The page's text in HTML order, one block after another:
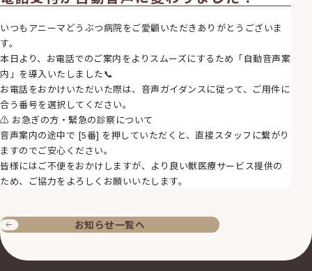
いつもアニーマどうぶつ病院をご愛顧いただきありがとうございま
す。
本日より、お電話でのご案内をよりスムーズにするため「自動音声案
内」を導入いたしました📞
お電話をおかけいただいた際は、音声ガイダンスに従って、ご用件に
合う番号を選択してください。
⚠️ お急ぎの方・緊急の診察について
音声案内の途中で [5番] を押していただくと、直接スタッフに繋がり
ますのでご安心ください。
皆様にはご不便をおかけしますが、より良い獣医療サービス提供の
ため、ご協力をよろしくお願いいたします。
お知らせ一覧へ